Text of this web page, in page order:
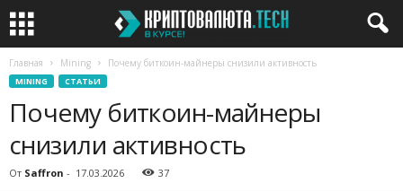
Главная Mining Почему биткоин-майнеры снизили активность
MINING СТАТЬИ
Почему биткоин-майнеры
снизили активность
От Saffron - 17.03.2026 37